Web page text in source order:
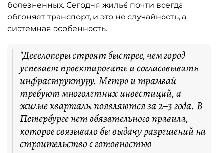
болезненных. Сегодня жильё почти всегда
обгоняет транспорт, и это не случайность, а
системная особенность.
"Девелоперы строят быстрее, чем город
успевает проектировать и согласовывать
инфраструктуру. Метро и трамвай
требуют многолетних инвестиций, а
жилые кварталы появляются за 2–3 года. В
Петербурге нет обязательного правила,
которое связывало бы выдачу разрешений на
строительство с готовностью